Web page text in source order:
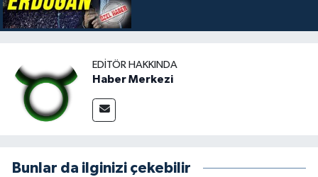
EDITÖR HAKKINDA
Haber Merkezi
Bunlar da ilginizi çekebilir